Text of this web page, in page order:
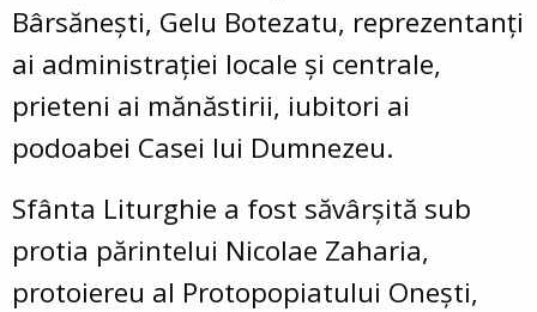
Bârsănești, Gelu Botezatu, reprezentanți
ai administrației locale și centrale,
prieteni ai mănăstirii, iubitori ai
podoabei Casei lui Dumnezeu.
Sfânta Liturghie a fost săvârșită sub
protia părintelui Nicolae Zaharia,
protoiereu al Protopopiatului Onești,